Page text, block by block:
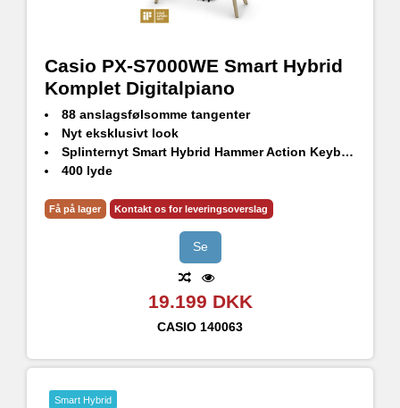
Casio PX-S7000WE Smart Hybrid
Komplet Digitalpiano
88 anslagsfølsomme tangenter
Nyt eksklusivt look
Splinternyt Smart Hybrid Hammer Action Keyboard
400 lyde
Multidimensional Morphing Air-lydkilde
Bluetooth® Audio kompatibel med WUBT10 (medfølger)
Få på lager Kontakt os for leveringsoverslag
Se
19.199 DKK
CASIO 140063
Smart Hybrid